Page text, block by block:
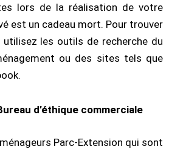
lors de la réalisation de votre
est un cadeau mort. Pour trouver
les outils de recherche du
ou des sites tels que
d’éthique commerciale
Parc-Extension qui sont